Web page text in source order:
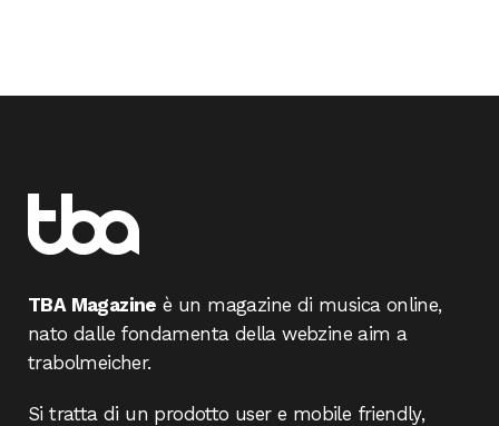
TBA Magazine è un magazine di musica online,
nato dalle fondamenta della webzine aim a
trabolmeicher.
Si tratta di un prodotto user e mobile friendly,